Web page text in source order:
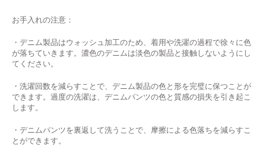
お手入れの注意：
・デニム製品はウォッシュ加工のため、着用や洗濯の過程で徐々に色
が落ちていきます。濃色のデニムは淡色の製品と接触しないようにし
てください。
・洗濯回数を減らすことで、デニム製品の色と形を完璧に保つことが
できます。過度の洗濯は、デニムパンツの色と質感の損失を引き起こ
します。
・デニムパンツを裏返して洗うことで、摩擦による色落ちを減らすこ
とができます。